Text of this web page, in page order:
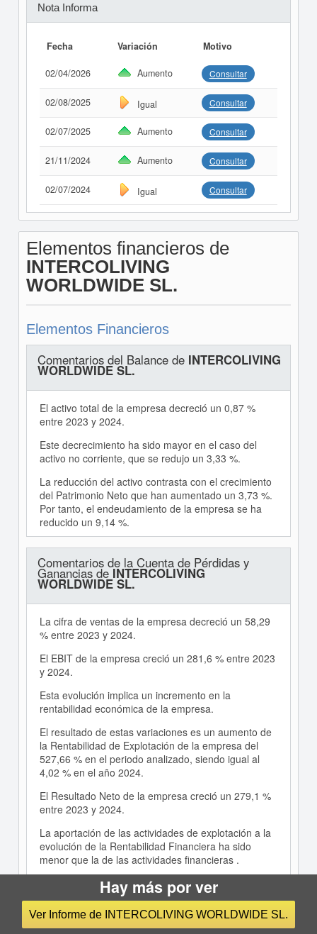
Nota Informa
Fecha Variación Motivo
02/04/2026 Aumento Consultar
02/08/2025 Igual Consultar
02/07/2025 Aumento Consultar
21/11/2024 Aumento Consultar
02/07/2024 Igual Consultar
Elementos financieros de
INTERCOLIVING
WORLDWIDE SL.
Elementos Financieros
Comentarios del Balance de INTERCOLIVING
WORLDWIDE SL.
El activo total de la empresa decreció un 0,87 %
entre 2023 y 2024.
Este decrecimiento ha sido mayor en el caso del
activo no corriente, que se redujo un 3,33 %.
La reducción del activo contrasta con el crecimiento
del Patrimonio Neto que han aumentado un 3,73 %.
Por tanto, el endeudamiento de la empresa se ha
reducido un 9,14 %.
Comentarios de la Cuenta de Pérdidas y
Ganancias deINTERCOLIVING
WORLDWIDE SL.
La cifra de ventas de la empresa decreció un 58,29
% entre 2023 y 2024.
El EBIT de la empresa creció un 281,6 % entre 2023
y 2024.
Esta evolución implica un incremento en la
rentabilidad económica de la empresa.
El resultado de estas variaciones es un aumento de
la Rentabilidad de Explotación de la empresa del
527,66 % en el periodo analizado, siendo igual al
4,02 % en el año 2024.
El Resultado Neto de la empresa creció un 279,1 %
entre 2023 y 2024.
La aportación de las actividades de explotación a la
evolución de la Rentabilidad Financiera ha sido
menor que la de las actividades financieras .
El resultado de estas variaciones es un aumento de
esta rentabilidad del 283,52 % en el periodo
analizado, siendo del 5,01 % en el año 2024.
Hay más por ver
Ver Informe de INTERCOLIVING WORLDWIDE SL.